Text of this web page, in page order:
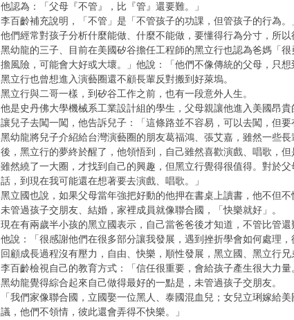
他認為：「父母『不管』，比『管』還要難。」
李百齡補充說明，「不管」是「不管孩子的功課，但管孩子的行為。
他們經常對孩子分析什麼能做、什麼不能做，要懂得行為分寸，所
黑幼龍的三子、目前在美國矽谷擔任工程師的黑立行也認為爸媽「
擔風險，可能會大好或大壞。」他說：「他們不像傳統的父母，只想
黑立行也曾想進入演藝圈還不顧長輩反對搬到好萊塢。
黑立行與二哥一樣，到矽谷工作之前，也有一段意外人生。
他是史丹佛大學機械系工業設計組的學生，父母親讓他進入美國昂
讓兒子去闖一闖，他告訴兒子：「這條路並不容易，可以去闖，但要
黑幼龍將兒子介紹給台灣演藝圈的朋友葛福鴻、張艾嘉，雖然一些
後，黑立行的夢終於醒了，他領悟到，自己雖然喜歡演戲、唱歌，
雖然繞了一大圈，才找到自己的興趣，但黑立行覺得很值得。對於
話，到現在我可能還在想著要去演戲、唱歌。」
黑立國也說，如果父母當年強把好動的他押在書桌上讀書，他不但不
未管過孩子交朋友、結婚，家裡成員就像聯合國，「快樂就好」。
現在有兩歲半小孩的黑立國表示，自己當爸爸後才知道，不管比管
他說：「很感謝他們在很多部分讓我發展，遇到挫折學會如何處理，
回顧成長過程沒有壓力，自由、快樂，順性發展，黑立國、黑立行兄
李百齡檢視自己的教育方式：「信任很重要，會給孩子產生很大力
黑幼龍覺得綜合起來自己做得最好的一點是，未管過孩子交朋友。
「我們家像聯合國，立國娶一位黑人、泰國混血兒；女兒立琍嫁給
議，他們不領情，彼此還會弄得不快樂。」